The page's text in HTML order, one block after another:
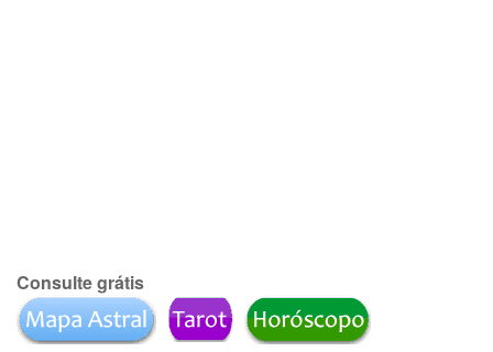
Consulte grátis